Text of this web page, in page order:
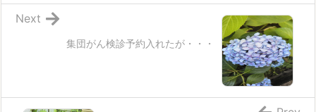
集団がん検診予約入れたが・・・
Next